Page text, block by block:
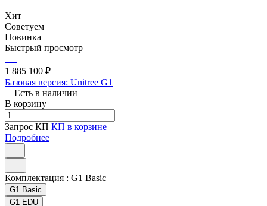
Хит
Советуем
Новинка
Быстрый просмотр
1 885 100 ₽
Базовая версия: Unitree G1
Есть в наличии
В корзину
Запрос КП КП в корзине
Подробнее
Комплектация : G1 Basic
G1 Basic
G1 EDU